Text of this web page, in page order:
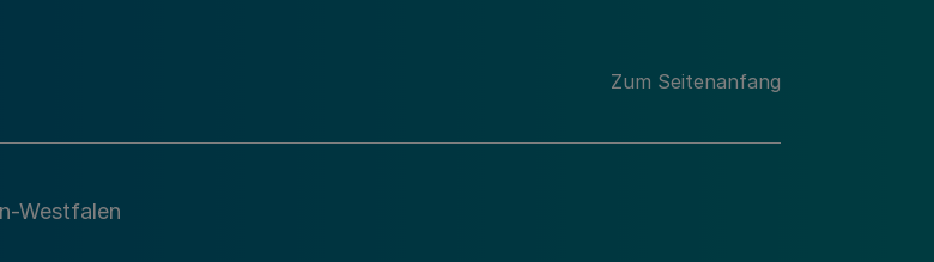
zur Durchführung des Förderprogramms „Mittelstand Innovativ &
Zum Seitenanfang
Westfalen